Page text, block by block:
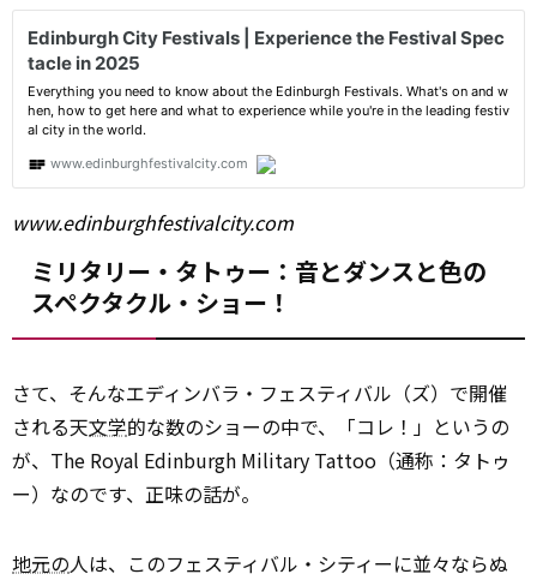
www.edinburghfestivalcity.com
ミリタリー・タトゥー：音とダンスと色の
スペクタクル・ショー！
さて、そんなエディンバラ・フェスティバル（ズ）で開催
される天文学的な数のショーの中で、「コレ！」というの
が、The Royal Edinburgh Military Tattoo（通称：タトゥ
ー）なのです、正味の話が。
地元の人は、このフェスティバル・シティーに並々ならぬ